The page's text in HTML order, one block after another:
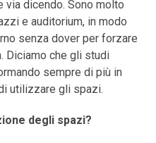
via dicendo. Sono molto
e auditorium, in modo
senza dover per forzare
Diciamo che gli studi
sempre di più in
utilizzare gli spazi.
degli spazi?